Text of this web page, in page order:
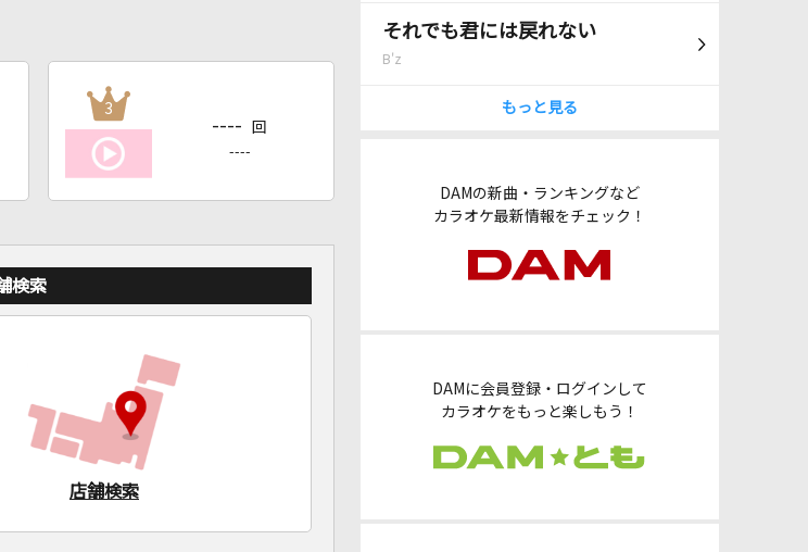
それでも君には戻れない
B'z
もっと見る
DAMの新曲・ランキングなど
カラオケ最新情報をチェック！
DAMに会員登録・ログインして
カラオケをもっと楽しもう！
3
---- 回
----
検索
店舗検索